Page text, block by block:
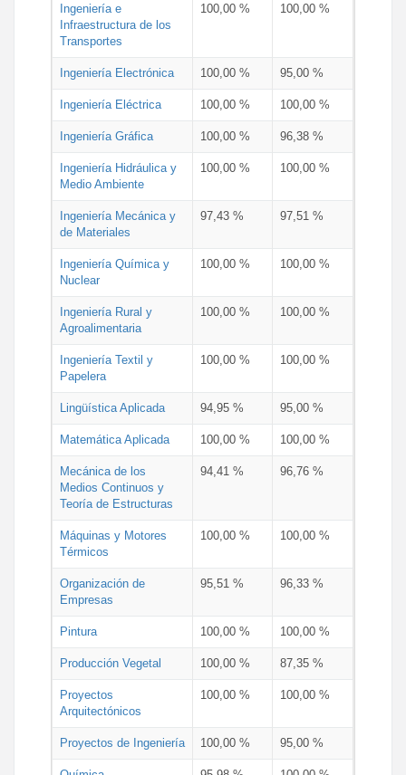
Ingeniería e
Infraestructura de los
Transportes
100,00 % 100,00 %
Ingeniería Electrónica 100,00 % 95,00 %
Ingeniería Eléctrica 100,00 % 100,00 %
Ingeniería Gráfica 100,00 % 96,38 %
Ingeniería Hidráulica y
Medio Ambiente
100,00 % 100,00 %
Ingeniería Mecánica y
de Materiales
97,43 % 97,51 %
Ingeniería Química y
Nuclear
100,00 % 100,00 %
Ingeniería Rural y
Agroalimentaria
100,00 % 100,00 %
Ingeniería Textil y
Papelera
100,00 % 100,00 %
Lingüística Aplicada 94,95 % 95,00 %
Matemática Aplicada 100,00 % 100,00 %
Mecánica de los
Medios Continuos y
Teoría de Estructuras
94,41 % 96,76 %
Máquinas y Motores
Térmicos
100,00 % 100,00 %
Organización de
Empresas
95,51 % 96,33 %
Pintura 100,00 % 100,00 %
Producción Vegetal 100,00 % 87,35 %
Proyectos
Arquitectónicos
100,00 % 100,00 %
Proyectos de Ingeniería 100,00 % 95,00 %